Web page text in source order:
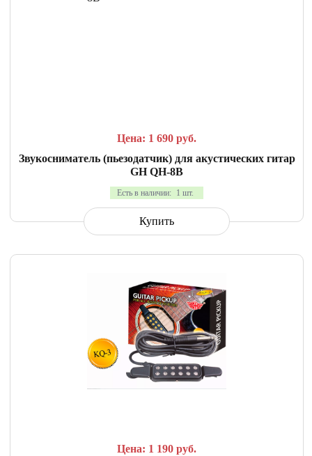
Цена: 1 690 руб.
Звукосниматель (пьезодатчик) для акустических гитар
GH QH-8B
Есть в наличии: 1 шт.
Купить
Цена: 1 190 руб.